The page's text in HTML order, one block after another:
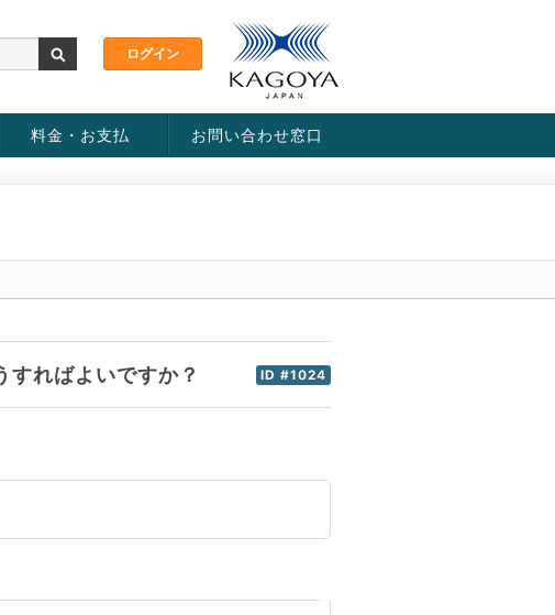
料金・お支払 お問い合わせ窓口
ID #1024
すればよいですか？